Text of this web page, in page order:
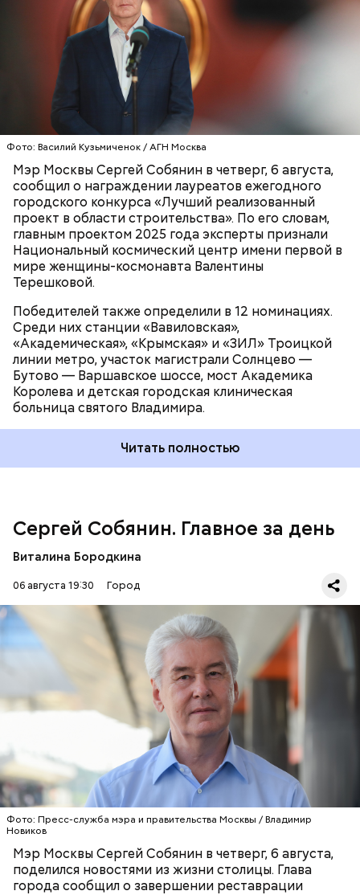
Фото: Василий Кузьмиченок / АГН Москва
Мэр Москвы Сергей Собянин в четверг, 6 августа,
сообщил о награждении лауреатов ежегодного
городского конкурса «Лучший реализованный
проект в области строительства». По его словам,
главным проектом 2025 года эксперты признали
Национальный космический центр имени первой в
мире женщины-космонавта Валентины
Терешковой.
Победителей также определили в 12 номинациях.
Среди них станции «Вавиловская»,
«Академическая», «Крымская» и «ЗИЛ» Троицкой
линии метро, участок магистрали Солнцево —
Бутово — Варшавское шоссе, мост Академика
Королева и детская городская клиническая
больница святого Владимира.
В числе отмеченных проектов оказались школа
«Летово Джуниор», большой лыжный трамплин на
Воробьевых горах, кинокластер Киностудии
детских и юношеских фильмов имени Горького,
Дом русского бильярда «Москва», офисный
комплекс ICITY, Технополис модульного
домостроения и крупномодульный дом на улице
Гарибальди.
Сергей Собянин назвал лучшие строительные проекты Москвы
2025 года / Видео: МАКС / Мэр Москвы Сергей Собянин
Читать полностью
МОСКВА РОССИЯ СЕРГЕЙ СОБЯНИН
Сергей Собянин. Главное за день
Виталина Бородкина
06 августа 19:30 Город
Фото: Пресс-служба мэра и правительства Москвы / Владимир
Новиков
Мэр Москвы Сергей Собянин в четверг, 6 августа,
поделился новостями из жизни столицы. Глава
города сообщил о завершении реставрации
В Москве завершилась комплексная реставрация
церквиИльи Пророка — памятника
древнерусского зодчества XVI века. Работы в
здании специалисты вели около шести лет. При
этом недавно Ильинский храм, построенный в
1519–1521 годах, отметил свое 500-летие. За
последние 15 лет совместно с РПЦ в столице
отреставрировали 117 объектов религиозного
назначения.
Строительство образовательного комплекса на
1050 учеников стартовало в Молжаниновском
районе.Новая школарасположится на 2-й улице
Новоселки в составе жилого комплекса, там
появится около 100 рабочих мест. Завершение
строительно-монтажных работ запланировано на
2028 год.
РЕСТАВРАЦИЯ
МОСКВА
СЕРГЕЙ СОБЯНИН
МЕТРО ШКОЛЫ